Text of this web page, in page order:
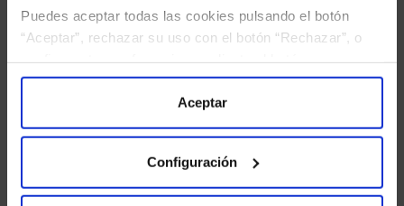
Puedes aceptar todas las cookies pulsando el botón
“Aceptar”, rechazar su uso con el botón “Rechazar”, o
“Configuración”. Consulta nuestraPolítica
para más información.
Aceptar
Configuración
tratamiento de mis datos personales.